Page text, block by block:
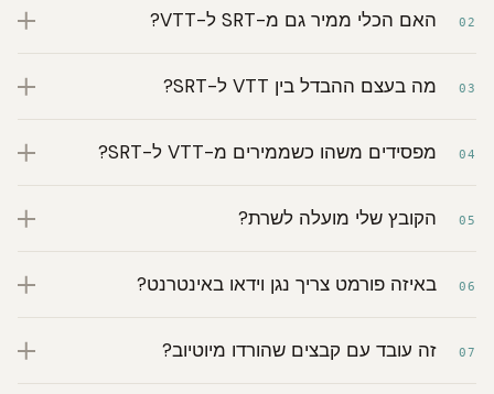
02 האם הכלי ממיר גם מ-SRT ל-VTT?
03 מה בעצם ההבדל בין VTT ל-SRT?
04 מפסידים משהו כשממירים מ-VTT ל-SRT?
05 הקובץ שלי מועלה לשרת?
06 באיזה פורמט צריך נגן וידאו באינטרנט?
07 זה עובד עם קבצים שהורדו מיוטיוב?